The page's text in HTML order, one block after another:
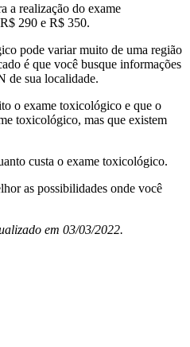
a realização do exame
290 e R$ 350.
pode variar muito de uma região
é que você busque informações
de sua localidade.
o exame toxicológico e que o
toxicológico, mas que existem
custa o exame toxicológico.
as possibilidades onde você
em 03/03/2022.